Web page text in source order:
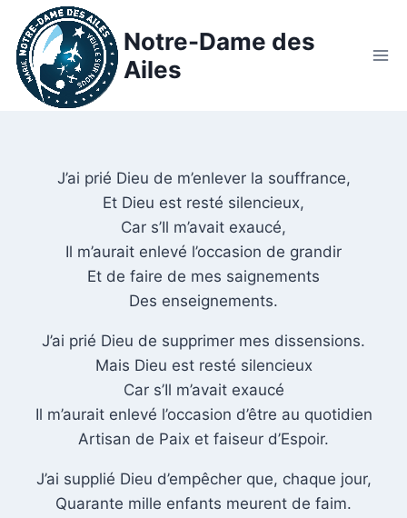
Notre-Dame des
Ailes
J’ai prié Dieu de m’enlever la souffrance,
Et Dieu est resté silencieux,
Car s’Il m’avait exaucé,
Il m’aurait enlevé l’occasion de grandir
Et de faire de mes saignements
Des enseignements.
J’ai prié Dieu de supprimer mes dissensions.
Mais Dieu est resté silencieux
Car s’Il m’avait exaucé
Il m’aurait enlevé l’occasion d’être au quotidien
Artisan de Paix et faiseur d’Espoir.
J’ai supplié Dieu d’empêcher que, chaque jour,
Quarante mille enfants meurent de faim.